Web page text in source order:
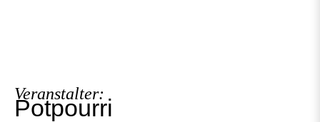
Veranstalter:
Potpourri